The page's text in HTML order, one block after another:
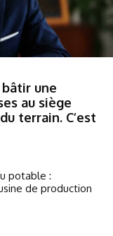
bâtir une
au siège
terrain. C’est
potable :
de production